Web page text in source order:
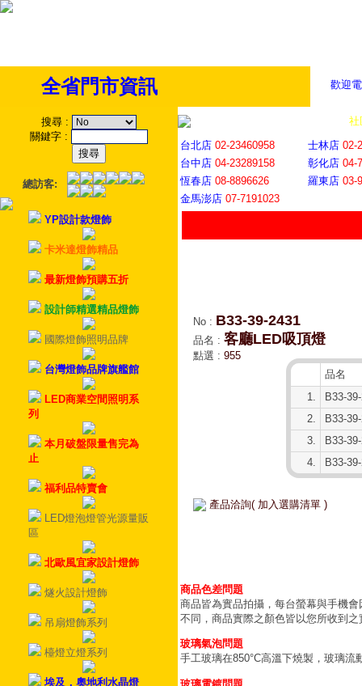
歡迎
全省門市資訊
搜尋 :
關鍵字 :
總訪客:
YP設計款燈飾
卡米達燈飾精品
最新燈飾預購五折
設計師精選精品燈飾
國際燈飾照明品牌
台灣燈飾品牌旗艦館
LED商業空間照明系
列
本月破盤限量售完為
止
福利品特賣會
LED燈泡燈管光源量販
區
北歐風宜家設計燈飾
燧火設計燈飾
吊扇燈飾系列
檯燈立燈系列
埃及．奧地利水晶燈
社
台北店 02-23460958 士林店 02-
台中店 04-23289158 彰化店 04-
恆春店 08-8896626 羅東店 03-
金馬澎店 07-7191023
No : B33-39-2431
品名 : 客廳LED吸頂燈
點選 : 955
品名
1.
B33-
2.
B33-
3.
B33-
4.
B33-
產品洽詢( 加入選購清單 )
商品色差問題
商品皆為實品拍攝，每台螢幕與手機
不同，商品實際之顏色皆以您所收到之
玻璃氣泡問題
手工玻璃在850°C高溫下燒製，玻璃